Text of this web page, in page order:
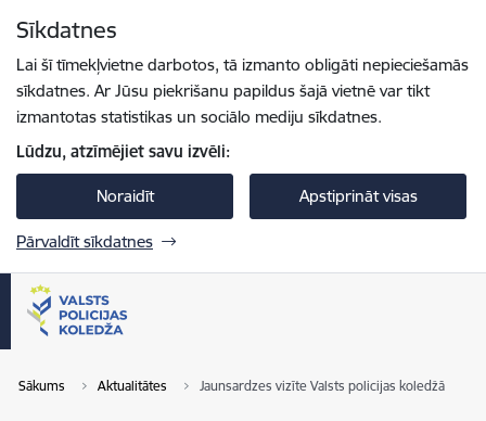
Sīkdatnes
Lai šī tīmekļvietne darbotos, tā izmanto obligāti nepieciešamās
sīkdatnes. Ar Jūsu piekrišanu papildus šajā vietnē var tikt
izmantotas statistikas un sociālo mediju sīkdatnes.
Lūdzu, atzīmējiet savu izvēli:
Noraidīt Apstiprināt visas
Pārvaldīt sīkdatnes
Sākums Aktualitātes Jaunsardzes vizīte Valsts policijas koledžā